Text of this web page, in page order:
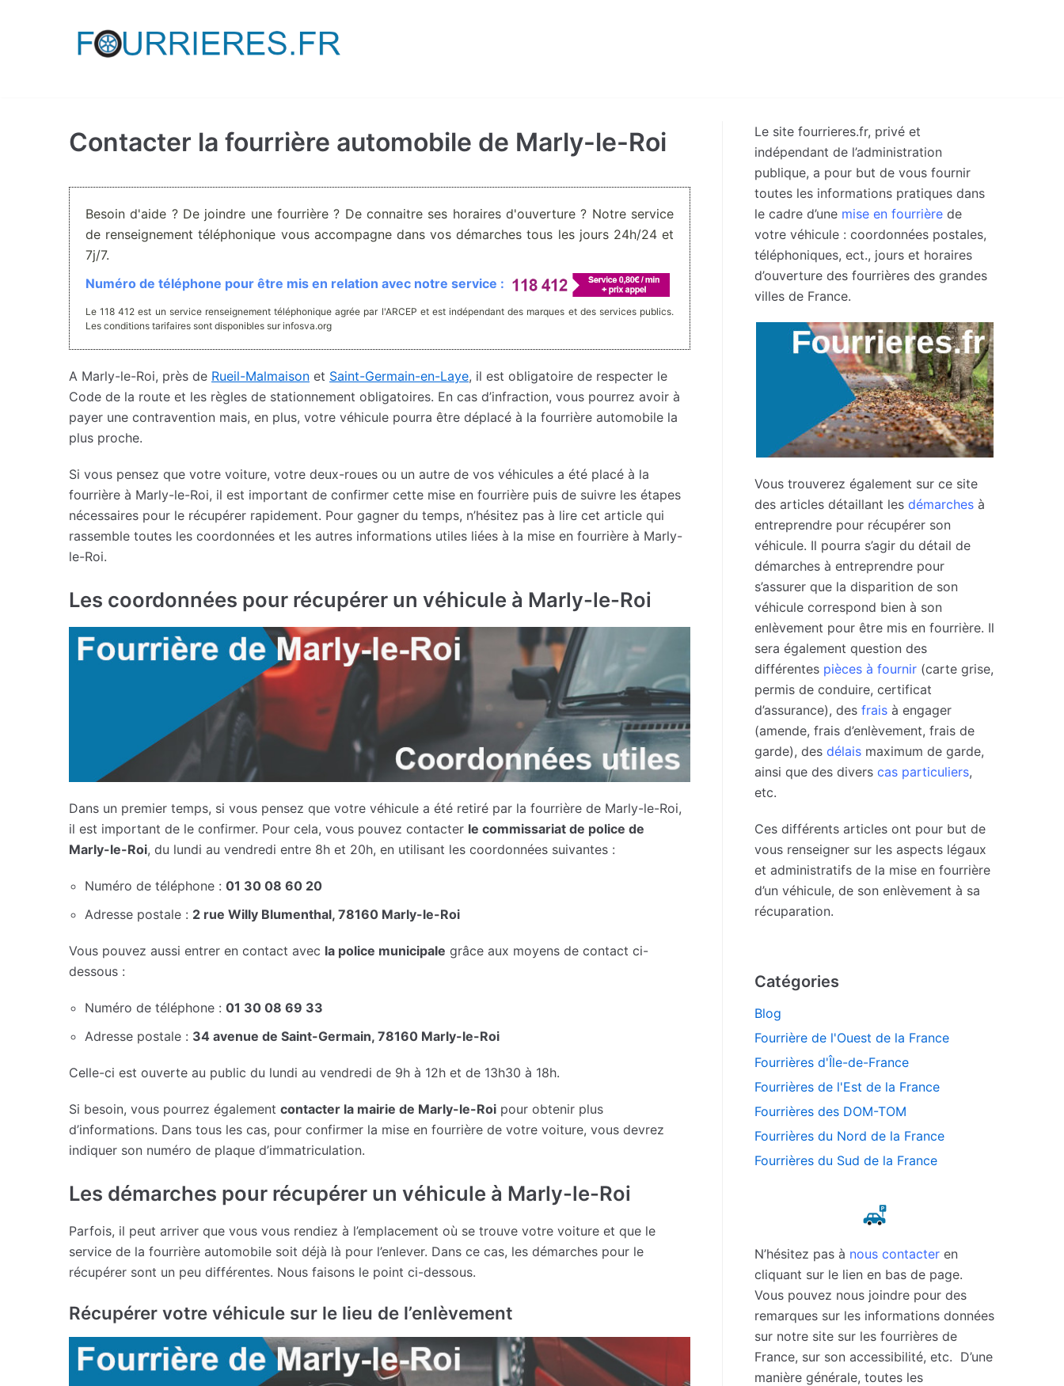
Contacter la fourrière automobile de Marly-le-Roi
Besoin d'aide ? De joindre une fourrière ? De connaitre ses horaires d'ouverture ? Notre service
de renseignement téléphonique vous accompagne dans vos démarches tous les jours 24h/24 et
7j/7.
Numéro de téléphone pour être mis en relation avec notre service :
Le 118 412 est un service renseignement téléphonique agrée par l'ARCEP et est indépendant des marques et des services publics.
Les conditions tarifaires sont disponibles sur infosva.org
A Marly-le-Roi, près de Rueil-Malmaison et Saint-Germain-en-Laye, il est obligatoire de respecter le
Code de la route et les règles de stationnement obligatoires. En cas d’infraction, vous pourrez avoir à
payer une contravention mais, en plus, votre véhicule pourra être déplacé à la fourrière automobile la
plus proche.
Si vous pensez que votre voiture, votre deux-roues ou un autre de vos véhicules a été placé à la
fourrière à Marly-le-Roi, il est important de confirmer cette mise en fourrière puis de suivre les étapes
nécessaires pour le récupérer rapidement. Pour gagner du temps, n’hésitez pas à lire cet article qui
rassemble toutes les coordonnées et les autres informations utiles liées à la mise en fourrière à Marly-
le-Roi.
Les coordonnées pour récupérer un véhicule à Marly-le-Roi
Dans un premier temps, si vous pensez que votre véhicule a été retiré par la fourrière de Marly-le-Roi,
il est important de le confirmer. Pour cela, vous pouvez contacter le commissariat de police de
Marly-le-Roi, du lundi au vendredi entre 8h et 20h, en utilisant les coordonnées suivantes :
Numéro de téléphone : 01 30 08 60 20
Adresse postale : 2 rue Willy Blumenthal, 78160 Marly-le-Roi
Vous pouvez aussi entrer en contact avec la police municipale grâce aux moyens de contact ci-
dessous :
Numéro de téléphone : 01 30 08 69 33
Adresse postale : 34 avenue de Saint-Germain, 78160 Marly-le-Roi
Celle-ci est ouverte au public du lundi au vendredi de 9h à 12h et de 13h30 à 18h.
Si besoin, vous pourrez également contacter la mairie de Marly-le-Roi pour obtenir plus
d’informations. Dans tous les cas, pour confirmer la mise en fourrière de votre voiture, vous devrez
indiquer son numéro de plaque d’immatriculation.
Les démarches pour récupérer un véhicule à Marly-le-Roi
Parfois, il peut arriver que vous vous rendiez à l’emplacement où se trouve votre voiture et que le
service de la fourrière automobile soit déjà là pour l’enlever. Dans ce cas, les démarches pour le
récupérer sont un peu différentes. Nous faisons le point ci-dessous.
Récupérer votre véhicule sur le lieu de l’enlèvement
Le site fourrieres.fr, privé et
indépendant de l’administration
publique, a pour but de vous fournir
toutes les informations pratiques dans
le cadre d’une mise en fourrière de
votre véhicule : coordonnées postales,
téléphoniques, ect., jours et horaires
d’ouverture des fourrières des grandes
villes de France.
Vous trouverez également sur ce site
des articles détaillant les démarches à
entreprendre pour récupérer son
véhicule. Il pourra s’agir du détail de
démarches à entreprendre pour
s’assurer que la disparition de son
véhicule correspond bien à son
enlèvement pour être mis en fourrière. Il
sera également question des
différentes pièces à fournir (carte grise,
permis de conduire, certificat
d’assurance), des frais à engager
(amende, frais d’enlèvement, frais de
garde), des délais maximum de garde,
ainsi que des divers cas particuliers,
etc.
Ces différents articles ont pour but de
vous renseigner sur les aspects légaux
et administratifs de la mise en fourrière
d’un véhicule, de son enlèvement à sa
récuparation.
Catégories
Blog
Fourrière de l'Ouest de la France
Fourrières d'Île-de-France
Fourrières de l'Est de la France
Fourrières des DOM-TOM
Fourrières du Nord de la France
Fourrières du Sud de la France
N’hésitez pas à nous contacter en
cliquant sur le lien en bas de page.
Vous pouvez nous joindre pour des
remarques sur les informations données
sur notre site sur les fourrières de
France, sur son accessibilité, etc. D’une
manière générale, toutes les